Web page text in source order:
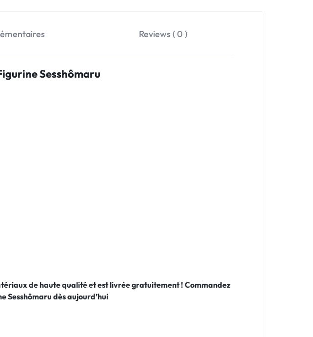
Reviews ( 0 )
Sesshômaru
de haute qualité et est livrée gratuitement ! Commandez
Sesshômaru dès aujourd’hui